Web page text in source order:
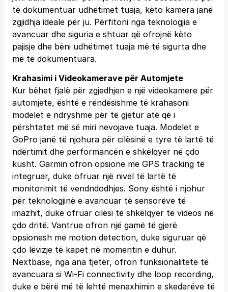
të dokumentuar udhëtimet tuaja, këto kamera janë
zgjidhja ideale për ju. Përfitoni nga teknologjia e
avancuar dhe siguria e shtuar që ofrojnë këto
pajisje dhe bëni udhëtimet tuaja më të sigurta dhe
më të dokumentuara.
Krahasimi i Videokamerave për Automjete
Kur bëhet fjalë për zgjedhjen e një videokamere për
automjete, është e rëndësishme të krahasoni
modelet e ndryshme për të gjetur atë që i
përshtatet më së miri nevojave tuaja. Modelet e
GoPro janë të njohura për cilësinë e tyre të lartë të
ndërtimit dhe performancën e shkëlqyer në çdo
kusht. Garmin ofron opsione me GPS tracking të
integruar, duke ofruar një nivel të lartë të
monitorimit të vendndodhjes. Sony është i njohur
për teknologjinë e avancuar të sensorëve të
imazhit, duke ofruar cilësi të shkëlqyer të videos në
çdo dritë. Vantrue ofron një gamë të gjerë
opsionesh me motion detection, duke siguruar që
çdo lëvizje të kapet në momentin e duhur.
Nextbase, nga ana tjetër, ofron funksionalitete të
avancuara si Wi-Fi connectivity dhe loop recording,
duke e bërë më të lehtë menaxhimin e skedarëve të